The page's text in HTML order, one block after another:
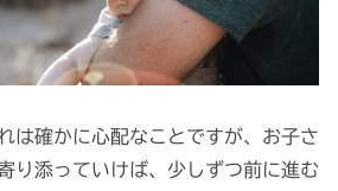
は確かに心配なことですが、お子さ
り添っていけば、少しずつ前に進む